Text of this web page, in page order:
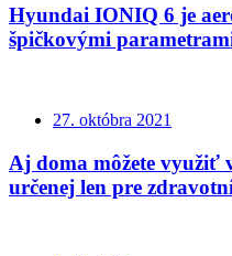
Hyundai IONIQ 6 je
špičkovými
27. októbra 2021
Aj doma môžete využiť
určenej len pre